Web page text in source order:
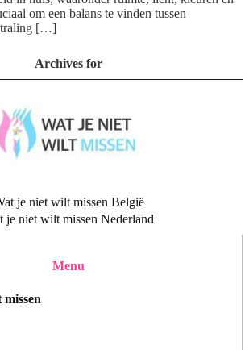
om een balans te vinden tussen
[…]
Archives for
je niet wilt missen België
je niet wilt missen Nederland
Menu